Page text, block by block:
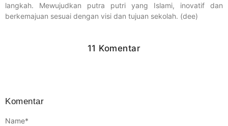
langkah. Mewujudkan putra putri yang Islami, inovatif dan
berkemajuan sesuai dengan visi dan tujuan sekolah. (dee)
11 Komentar
Komentar
Name*